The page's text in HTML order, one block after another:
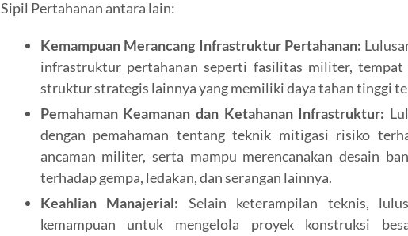
Sipil Pertahanan antara lain:
Kemampuan Merancang Infrastruktur Pertahanan:
infrastruktur pertahanan seperti fasilitas militer, tempat
struktur strategis lainnya yang memiliki daya tahan tinggi
Pemahaman Keamanan dan Ketahanan Infrastruktur:
dengan pemahaman tentang teknik mitigasi risiko
ancaman militer, serta mampu merencanakan desain
terhadap gempa, ledakan, dan serangan lainnya.
Keahlian Manajerial: Selain keterampilan teknis,
kemampuan untuk mengelola proyek konstruksi